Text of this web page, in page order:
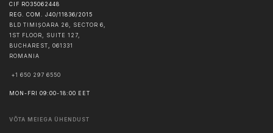
CIF RO35062448
REG. COM. J40/11836/2015
BLD TIMIȘOARA 26, SECTOR 6,
1ST FLOOR, SUITE 127,
BUCHAREST
061331
ROMANIA
+1 650 297 6550
MON-FRI 09:00-18:00 EET
VÕTA MEIEGA ÜHENDUST